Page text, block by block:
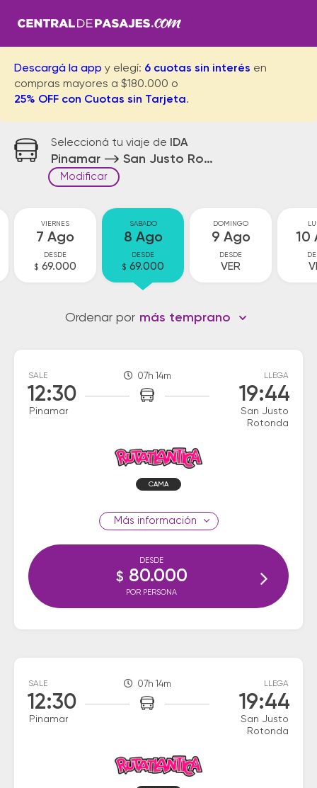
Descargá la app y elegí: 6 cuotas sin interés en
compras mayores a $180.000 o
25% OFF con Cuotas sin Tarjeta.
Seleccioná tu viaje de IDA
Pinamar San Justo Rotonda
Modificar
VIERNES
7 Ago
DESDE
$ 69.000
SABADO
8 Ago
DESDE
$ 69.000
DOMINGO
9 Ago
DESDE
VER
10
Ordenar por más temprano
SALE
12:30
Pinamar
07h 14m LLEGA
19:44
San Justo
Rotonda
CAMA
información
DESDE
$ 80.000
POR PERSONA
SALE
12:30
Pinamar
07h 14m LLEGA
19:44
San Justo
Rotonda